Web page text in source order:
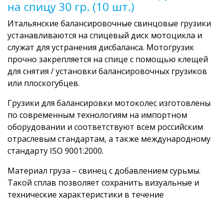
на спицу 30 гр. (10 шт.)
Итальянские балансировочные свинцовые грузики
устанавливаются на спицевый диск мотоцикла и
служат для устранения дисбаланса. Мотогрузик
прочно закрепляется на спице с помощью клещей
для снятия / установки балансировочных грузиков
или плоскогубцев.
Грузики для балансировки мотоколес изготовлены
по современным технологиям на импортном
оборудовании и соответствуют всем российским
отраслевым стандартам, а также международному
стандарту ISO 9001:2000.
Материал груза – свинец с добавлением сурьмы.
Такой сплав позволяет сохранить визуальные и
технические характеристики в течение